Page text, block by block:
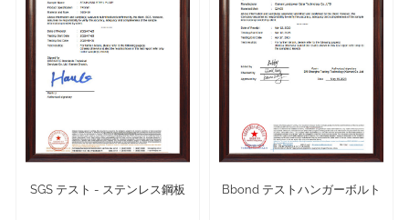
SGS テスト - ステンレス鋼板 Bbond テストハンガーボルト